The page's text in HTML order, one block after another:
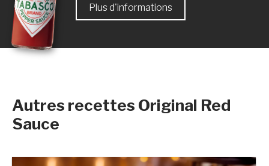
Plus d'informations
Autres recettes Original Red
Sauce